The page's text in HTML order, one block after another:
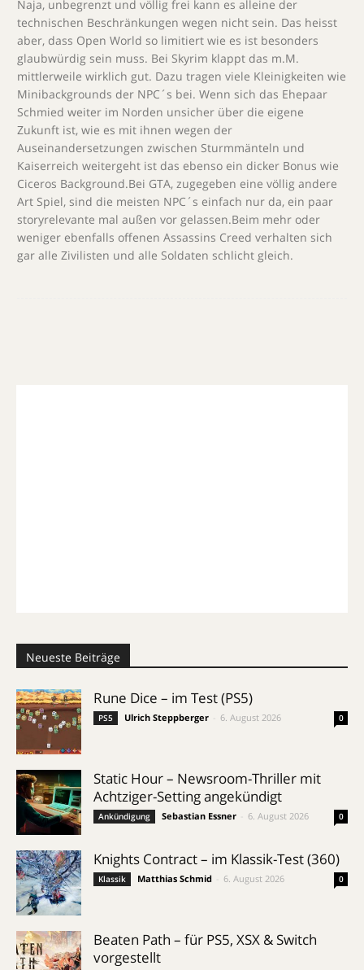
Naja, unbegrenzt und völlig frei kann es alleine der
technischen Beschränkungen wegen nicht sein. Das heisst
aber, dass Open World so limitiert wie es ist besonders
glaubwürdig sein muss. Bei Skyrim klappt das m.M.
mittlerweile wirklich gut. Dazu tragen viele Kleinigkeiten wie
Minibackgrounds der NPC´s bei. Wenn sich das Ehepaar
Schmied weiter im Norden unsicher über die eigene
Zukunft ist, wie es mit ihnen wegen der
Auseinandersetzungen zwischen Sturmmänteln und
Kaiserreich weitergeht ist das ebenso ein dicker Bonus wie
Ciceros Background.Bei GTA, zugegeben eine völlig andere
Art Spiel, sind die meisten NPC´s einfach nur da, ein paar
storyrelevante mal außen vor gelassen.Beim mehr oder
weniger ebenfalls offenen Assassins Creed verhalten sich
gar alle Zivilisten und alle Soldaten schlicht gleich.
Neueste Beiträge
Rune Dice – im Test (PS5)
PS5 Ulrich Steppberger 6. August 2026 0
Static Hour – Newsroom-Thriller mit
Achtziger-Setting angekündigt
Ankündigung Sebastian Essner 6. August 2026 0
Knights Contract – im Klassik-Test (360)
Klassik Matthias Schmid 6. August 2026 0
Beaten Path – für PS5, XSX & Switch
vorgestellt